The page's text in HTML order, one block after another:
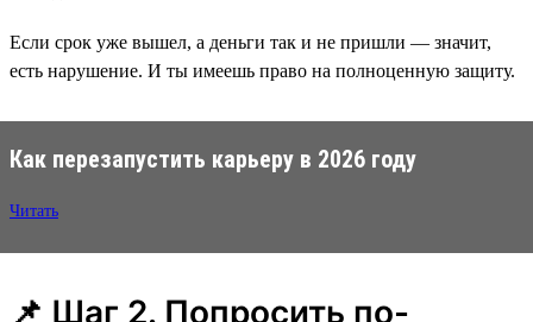
Если срок уже вышел, а деньги так и не пришли — значит,
есть нарушение. И ты имеешь право на полноценную защиту.
Как перезапустить карьеру в 2026 году
Читать
📌 Шаг 2. Попросить по-